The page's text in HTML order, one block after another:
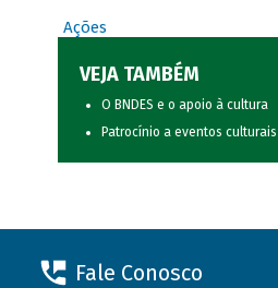
Ações
VEJA TAMBÉM
O BNDES e o apoio à cultura
Patrocínio a eventos culturais
Fale Conosco